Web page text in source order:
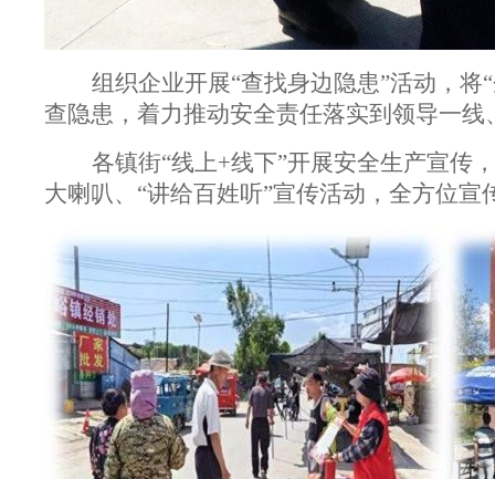
组织企业开展“查找身边隐患”活动，
查隐患，着力推动安全责任落实到领导一
各镇街“线上+线下”开展安全生产宣传
大喇叭、“讲给百姓听”宣传活动，全方位